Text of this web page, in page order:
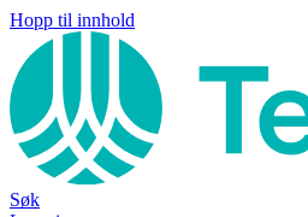
Hopp til innhold
Søk